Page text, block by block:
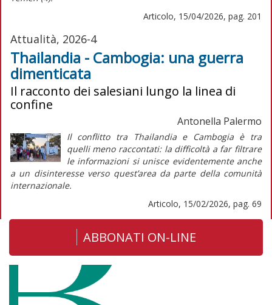
Articolo, 15/04/2026, pag. 201
Attualità, 2026-4
Thailandia - Cambogia: una guerra
dimenticata
Il racconto dei salesiani lungo la linea di
confine
Antonella Palermo
Il conflitto tra Thailandia e Cambogia è tra
quelli meno raccontati: la difficoltà a far filtrare
le informazioni si unisce evidentemente anche
a un disinteresse verso quest’area da parte della comunità
internazionale.
Articolo, 15/02/2026, pag. 69
ABBONATI ON-LINE